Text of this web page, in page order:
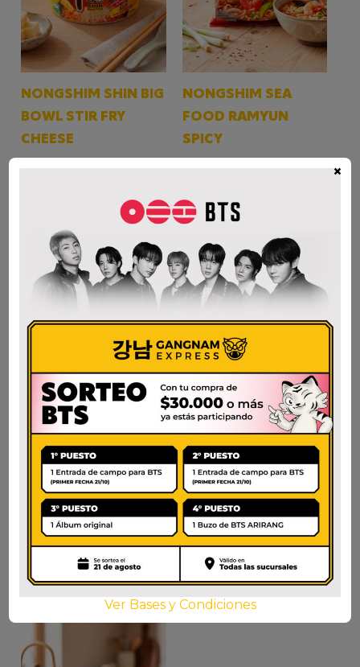
NONGSHIM SHIN BIG
BOWL STIR FRY
CHEESE
$5.000
NONGSHIM SEA
FOOD RAMYUN
SPICY
$3.000
NONGSHIM SHRIMP
BIG BOWL
5.500
AÑADIR AL CARRITO
NONGSHIM SHIN
KIMCHI RAMEN X 5
$14.000
AÑADIR AL CARRITO
Ver Bases y Condiciones
×